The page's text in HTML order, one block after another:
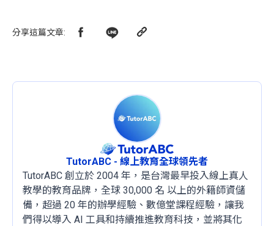
分享這篇文章:
TutorABC - 線上教育全球領先者
TutorABC 創立於 2004 年，是台灣最早投入線上真人
教學的教育品牌，全球 30,000 名 以上的外籍師資儲
備，超過 20 年的辦學經驗、數億堂課程經驗，讓我
們得以導入 AI 工具和持續推進教育科技，並將其化